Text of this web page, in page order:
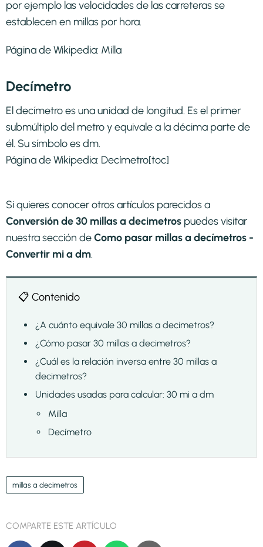
por ejemplo las velocidades de las carreteras se
establecen en millas por hora.
Página de Wikipedia: Milla
Decímetro
El decímetro es una unidad de longitud. Es el primer
submúltiplo del metro y equivale a la décima parte de
él. Su símbolo es dm.
Página de Wikipedia: Decímetro[toc]
Si quieres conocer otros artículos parecidos a
Conversión de 30 millas a decimetros puedes visitar
nuestra sección deComo pasar millas a decímetros -
Convertir mi a dm.
📋 Contenido
¿A cuánto equivale 30 millas a decimetros?
¿Cómo pasar 30 millas a decimetros?
¿Cuál es la relación inversa entre 30 millas a
decimetros?
Unidades usadas para calcular: 30 mi a dm
Milla
Decímetro
millas a decimetros
COMPARTE ESTE ARTÍCULO